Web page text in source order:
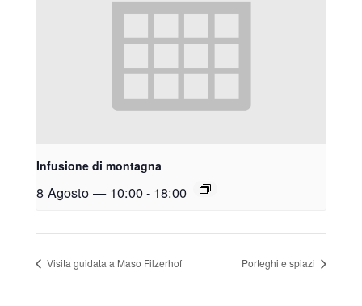
Infusione di montagna
8 Agosto — 10:00- 18:00
Visita guidata a Maso Filzerhof Porteghi e spiazi